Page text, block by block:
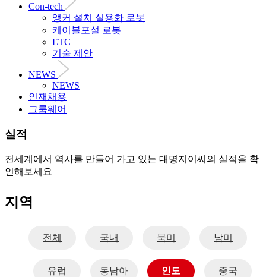
Con-tech
앵커 설치 실용화 로봇
케이블포설 로봇
ETC
기술 제안
NEWS
NEWS
인재채용
그룹웨어
실적
전세계에서 역사를 만들어 가고 있는 대명지이씨의 실적을 확
인해보세요
지역
전체 국내 북미 남미
유럽 동남아 인도 중국